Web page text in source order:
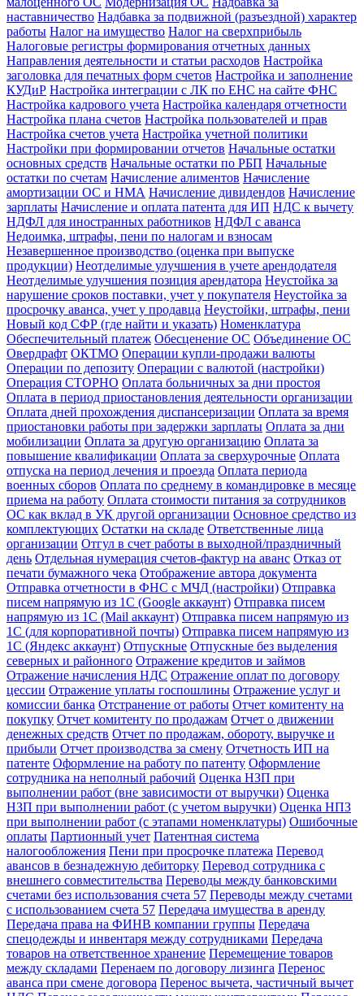
наставничество Надбавка за подвижной (разъездной) характер
работы Налог на имущество Налог на сверхприбыль
Налоговые регистры формирования отчетных данных
Направления деятельности и статьи расходов Настройка
заголовка для печатных форм счетов Настройка и заполнение
КУДиР Настройка интеграции с ЛК по ЕНС на сайте ФНС
Настройка кадрового учета Настройка календаря отчетности
Настройка плана счетов Настройка пользователей и прав
Настройка счетов учета Настройка учетной политики
Настройки при формировании отчетов Начальные остатки
основных средств Начальные остатки по РБП Начальные
остатки по счетам Начисление алиментов Начисление
амортизации ОС и НМА Начисление дивидендов Начисление
зарплаты Начисление и оплата патента для ИП НДС к вычету
НДФЛ для иностранных работников НДФЛ с аванса
Недоимка, штрафы, пени по налогам и взносам
Незавершенное производство (оценка при выпуске
продукции) Неотделимые улучшения в учете арендодателя
Неотделимые улучшения позиция арендатора Неустойка за
нарушение сроков поставки, учет у покупателя Неустойка за
просрочку аванса, учет у продавца Неустойки, штрафы, пени
Новый код СФР (где найти и указать) Номенклатура
Обеспечительный платеж Обесценение ОС Объединение ОС
Овердрафт ОКТМО Операции купли-продажи валюты
Операции по депозиту Операции с валютой (настройки)
Операция СТОРНО Оплата больничных за дни простоя
Оплата в период приостановления деятельности организации
Оплата дней прохождения диспансеризации Оплата за время
приостановки работы при задержки зарплаты Оплата за дни
мобилизации Оплата за другую организацию Оплата за
повышение квалификации Оплата за сверхурочные Оплата
отпуска на период лечения и проезда Оплата периода
военных сборов Оплата по среднему в командировке в месяце
приема на работу Оплата стоимости питания за сотрудников
ОС как вклад в УК другой организации Основное средство из
комплектующих Остатки на складе Ответственные лица
организации Отгул в счет работы в выходной/праздничный
день Отдельная нумерация счетов-фактур на аванс Отказ от
печати бумажного чека Отображение автора документа
Отправка отчетности в ФНС с МЧД (настройки) Отправка
писем напрямую из 1С (Google аккаунт) Отправка писем
напрямую из 1С (Mail аккаунт) Отправка писем напрямую из
1С (для корпоративной почты) Отправка писем напрямую из
1С (Яндекс аккаунт) Отпускные Отпускные без выделения
северных и районного Отражение кредитов и займов
Отражение начисления НДС Отражение оплат по договору
цессии Отражение уплаты госпошлины Отражение услуг и
комиссии банка Отстранение от работы Отчет комитенту на
покупку Отчет комитенту по продажам Отчет о движении
денежных средств Отчет по продажам, обороту, выручке и
прибыли Отчет производства за смену Отчетность ИП на
патенте Оформление на работу по патенту Оформление
сотрудника на неполный рабочий Оценка НЗП при
выполнении работ (вне зависимости от выручки) Оценка
НЗП при выполнении работ (с учетом выручки) Оценка НПЗ
при выполнении работ (с этапами номенклатуры) Ошибочные
оплаты Партионный учет Патентная система
налогообложения Пени при просрочке платежа Перевод
авансов в безнадежную дебиторку Перевод сотрудника с
внешнего совместительства Переводы между банковскими
счетами без использования счета 57 Переводы между счетами
с использованием счета 57 Передача имущества в аренду
Передача права на ФИНВ компании группы Передача
спецодежды и инвентаря между сотрудниками Передача
товаров на ответственное хранение Перемещение товаров
между складами Перенаем по договору лизинга Перенос
аванса при смене договора Перенос вычета, частичный вычет